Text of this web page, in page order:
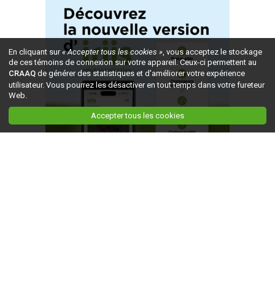
En cliquant sur« Accepter tous les cookies », vous acceptez le stockage
de ces témoins de connexion sur votre appareil. Ceux-ci permettent au
CRAAQ de générer des statistiques et d'améliorer votre expérience
utilisateur. Vous pourrez les désactiver en tout temps dans votre fureteur
Web.
Accepter tous les cookies